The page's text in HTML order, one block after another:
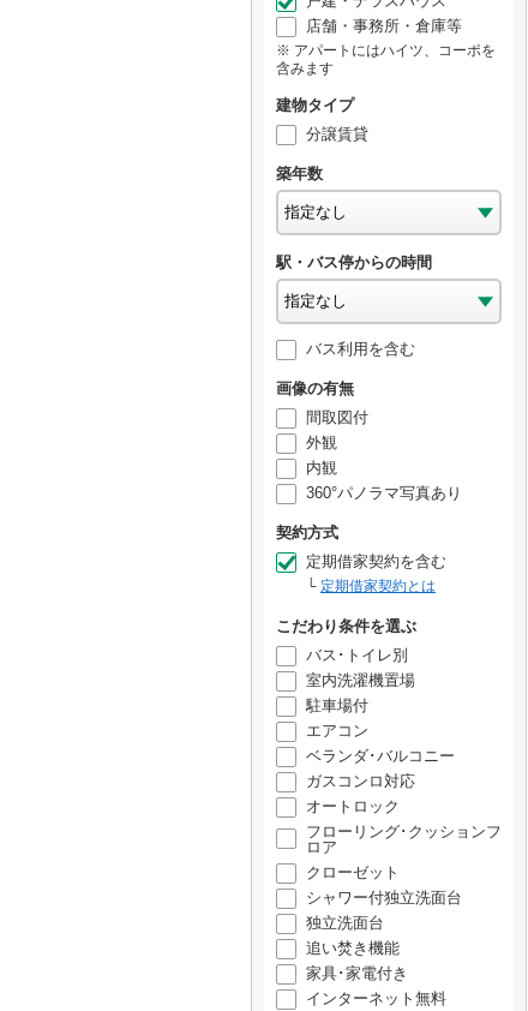
店舗・事務所・倉庫等
アパートにはハイツ、コーポを
含みます
建物タイプ
分譲賃貸
築年数
駅・バス停からの時間
バス利用を含む
画像の有無
間取図付
外観
内観
360°パノラマ写真あり
契約方式
定期借家契約を含む
定期借家契約とは
こだわり条件を選ぶ
バス･トイレ別
室内洗濯機置場
駐車場付
エアコン
ベランダ･バルコニー
ガスコンロ対応
オートロック
フローリング･クッションフ
ロア
クローゼット
シャワー付独立洗面台
独立洗面台
追い焚き機能
家具･家電付き
インターネット無料